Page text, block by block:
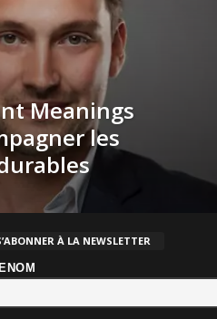
Meanings
les
À LA NEWSLETTER